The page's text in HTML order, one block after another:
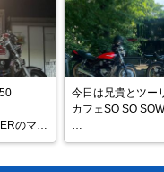
のマフ
！
今日は兄貴とツー
カフェSO SO SOW
コーヒー一杯飲む